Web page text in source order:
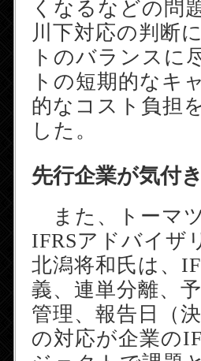
くなるなどの問
川下対応の判断
トのバランスに
トの短期的なキ
的なコスト負担
した。
先行企業が気付
また、トーマ
IFRSアドバイザ
北潟将和氏は、
義、連単分離、
管理、報告日（
の対応が企業の